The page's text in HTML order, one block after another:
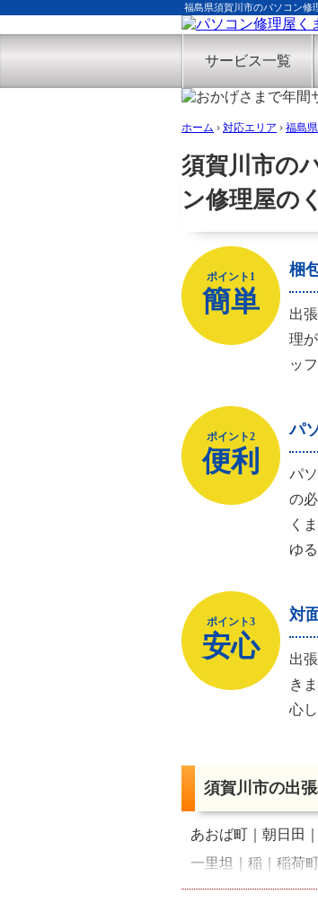
福島県須賀川市のパソコン修
サービス一覧
ホーム › 対応エリア › 福島県
須賀川市の
ン修理屋の
ポイント1
簡単
梱
出
理
ッ
ポイント2
便利
パ
パ
の
く
ゆ
ポイント3
安心
対
出
き
心
須賀川市の出
あおば町 朝日田
一里坦
稲 稲荷
大桑原
大久保